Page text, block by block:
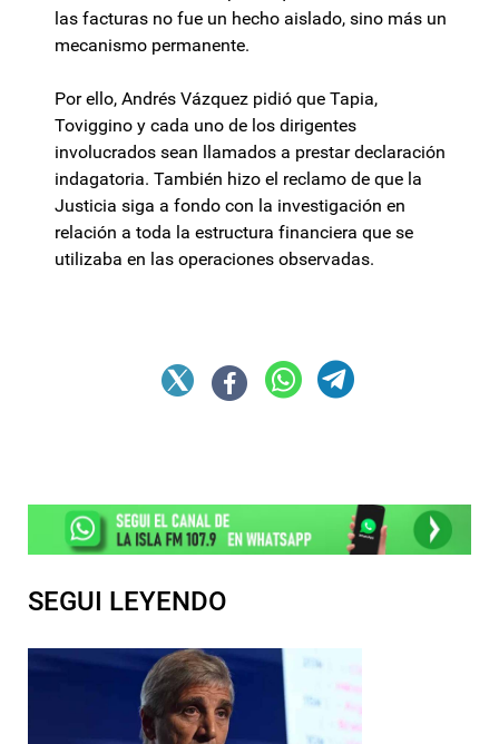
las facturas no fue un hecho aislado, sino más un
mecanismo permanente.
Por ello, Andrés Vázquez pidió que Tapia,
Toviggino y cada uno de los dirigentes
involucrados sean llamados a prestar declaración
indagatoria. También hizo el reclamo de que la
Justicia siga a fondo con la investigación en
relación a toda la estructura financiera que se
utilizaba en las operaciones observadas.
SEGUI LEYENDO